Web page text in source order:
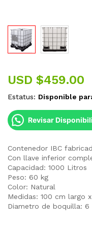
USD $459.00
Estatus: Disponible
Revisar
Contenedor IBC
Con llave inferior
Capacidad: 1000 Litros
Peso: 60 kg
Color: Natural
Medidas: 100 cm largo
Diametro de boquilla: 6